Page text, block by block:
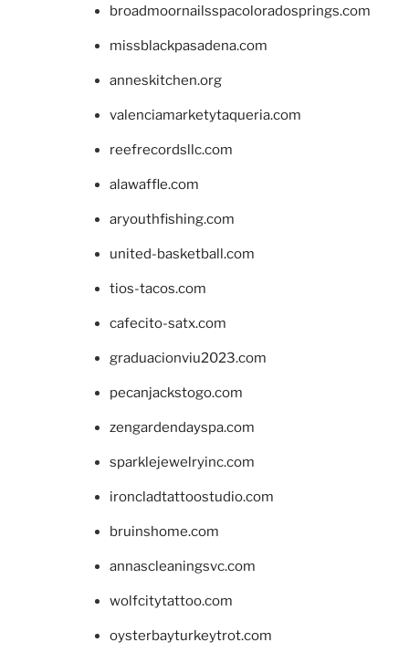
broadmoornailsspacoloradosprings.com
missblackpasadena.com
anneskitchen.org
valenciamarketytaqueria.com
reefrecordsllc.com
alawaffle.com
aryouthfishing.com
united-basketball.com
tios-tacos.com
cafecito-satx.com
graduacionviu2023.com
pecanjackstogo.com
zengardendayspa.com
sparklejewelryinc.com
ironcladtattoostudio.com
bruinshome.com
annascleaningsvc.com
wolfcitytattoo.com
oysterbayturkeytrot.com